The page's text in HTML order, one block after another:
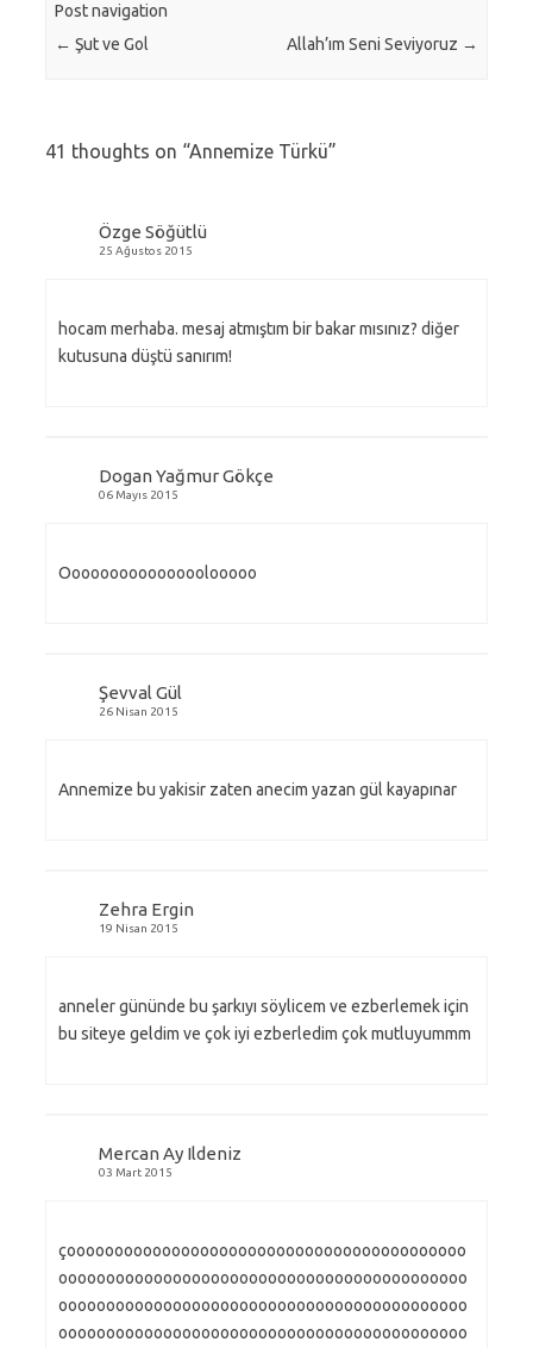
Post navigation
← Şut ve Gol Allah’ım Seni Seviyoruz →
41 thoughts on “Annemize Türkü”
Özge Söğütlü
25 Ağustos 2015
hocam merhaba. mesaj atmıştım bir bakar mısınız? diğer
kutusuna düştü sanırım!
Dogan Yağmur Gökçe
06 Mayıs 2015
Ooooooooooooooolooooo
Şevval Gül
26 Nisan 2015
Annemize bu yakisir zaten anecim yazan gül kayapınar
Zehra Ergin
19 Nisan 2015
anneler gününde bu şarkıyı söylicem ve ezberlemek için
bu siteye geldim ve çok iyi ezberledim çok mutluyummm
Mercan Ay Ildeniz
03 Mart 2015
çoooooooooooooooooooooooooooooooooooooooooo
ooooooooooooooooooooooooooooooooooooooooooo
ooooooooooooooooooooooooooooooooooooooooooo
ooooooooooooooooooooooooooooooooooooooooooo